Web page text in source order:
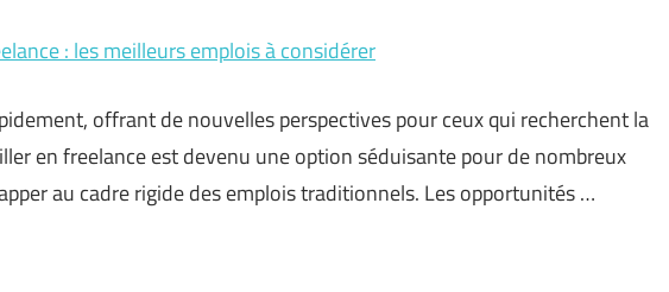
: les meilleurs emplois à considérer
offrant de nouvelles perspectives pour ceux qui recherchent la
en freelance est devenu une option séduisante pour de nombreux
au cadre rigide des emplois traditionnels. Les opportunités …